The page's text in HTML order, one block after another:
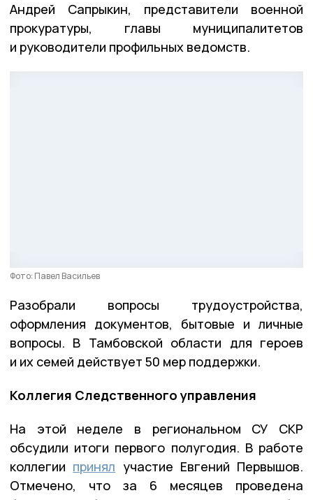
Андрей Сапрыкин, представители военной
прокуратуры, главы муниципалитетов
и руководители профильных ведомств.
Фото: Павел Васильев
Разобрали вопросы трудоустройства,
оформления документов, бытовые и личные
вопросы. В Тамбовской области для героев
и их семей действует 50 мер поддержки.
Коллегия Следственного управления
На этой неделе в региональном СУ СКР
обсудили итоги первого полугодия. В работе
коллегии принял участие Евгений Первышов.
Отмечено, что за 6 месяцев проведена